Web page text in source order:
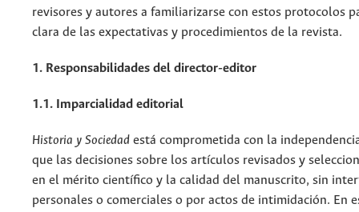
revisores y autores a familiarizarse con estos protocolos
clara de las expectativas y procedimientos de la revista.
1. Responsabilidades del director-editor
1.1. Imparcialidad editorial
Historia y Sociedad está comprometida con la
que las decisiones sobre los artículos revisados y
en el mérito científico y la calidad del manuscrito, sin
personales o comerciales o por actos de intimidación. En